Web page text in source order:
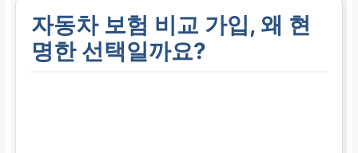
자동차 보험 비교 가입, 왜 현
명한 선택일까요?